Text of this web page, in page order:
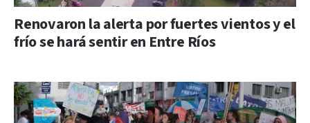
Renovaron la alerta por fuertes vientos y el
frío se hará sentir en Entre Ríos